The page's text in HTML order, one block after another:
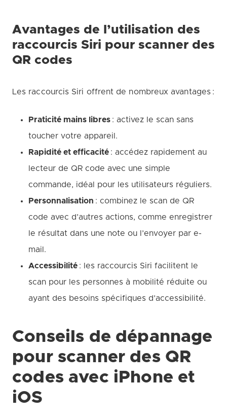
Avantages de l’utilisation des
raccourcis Siri pour scanner des
QR codes
Les raccourcis Siri offrent de nombreux avantages :
Praticité mains libres : activez le scan sans
toucher votre appareil.
Rapidité et efficacité : accédez rapidement au
lecteur de QR code avec une simple
commande, idéal pour les utilisateurs réguliers.
Personnalisation : combinez le scan de QR
code avec d’autres actions, comme enregistrer
le résultat dans une note ou l’envoyer par e-
mail.
Accessibilité : les raccourcis Siri facilitent le
scan pour les personnes à mobilité réduite ou
ayant des besoins spécifiques d’accessibilité.
Conseils de dépannage
pour scanner des QR
codes avec iPhone et
iOS